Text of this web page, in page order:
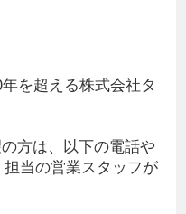
を超える株式会社タ
方は、以下の電話や
当の営業スタッフが